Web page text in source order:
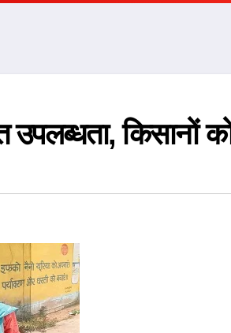
उपलब्धता, किसानों